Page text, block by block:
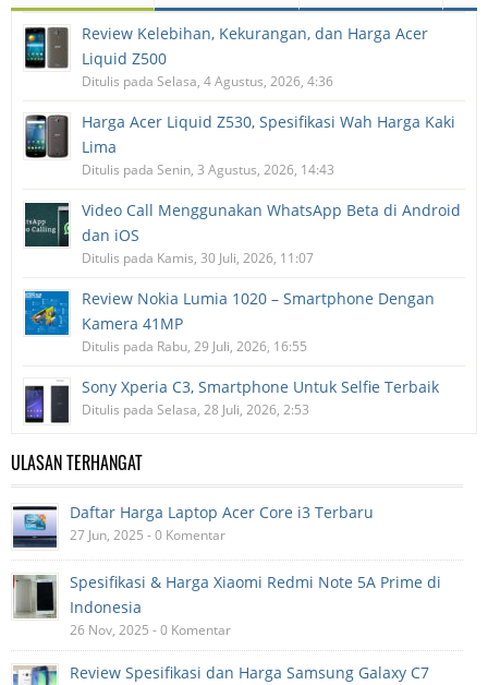
Review Kelebihan, Kekurangan, dan Harga Acer
Liquid Z500
Ditulis pada Selasa, 4 Agustus, 2026, 4:36
Harga Acer Liquid Z530, Spesifikasi Wah Harga Kaki
Lima
Ditulis pada Senin, 3 Agustus, 2026, 14:43
Video Call Menggunakan WhatsApp Beta di Android
dan iOS
Ditulis pada Kamis, 30 Juli, 2026, 11:07
Review Nokia Lumia 1020 – Smartphone Dengan
Kamera 41MP
Ditulis pada Rabu, 29 Juli, 2026, 16:55
Sony Xperia C3, Smartphone Untuk Selfie Terbaik
Ditulis pada Selasa, 28 Juli, 2026, 2:53
ULASAN TERHANGAT
Daftar Harga Laptop Acer Core i3 Terbaru
27 Jun, 2025 - 0 Komentar
Spesifikasi & Harga Xiaomi Redmi Note 5A Prime di
Indonesia
26 Nov, 2025 - 0 Komentar
Review Spesifikasi dan Harga Samsung Galaxy C7